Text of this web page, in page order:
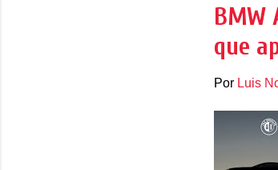
BMW
que
Por Luis